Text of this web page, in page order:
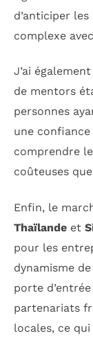
d’anticiper
complexe
J’ai
de mentors
personnes
une confiance
comprendre
coûteuses
Enfin, le
Thaïlande et
pour les
dynamisme
porte d’entrée
partenariats
locales, ce